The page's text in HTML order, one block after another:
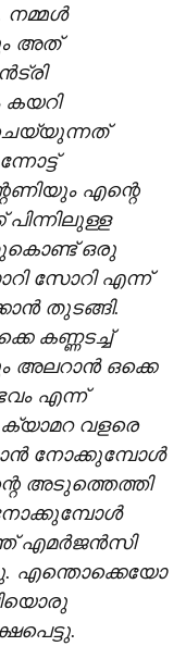
നമ്മൾ
അത്
കയറി
എന്റെ
പിന്നിലുള്ള
ഒരു
സോറി എന്ന്
തുടങ്ങി.
കണ്ണടച്ച്
അലറാൻ ഒക്കെ
എന്ന്
ക്യാമറ വളരെ
നോക്കുമ്പോൾ‌
അടുത്തെത്തി
നോക്കുമ്പോൾ
എമർജൻസി
എന്തൊക്കെയോ